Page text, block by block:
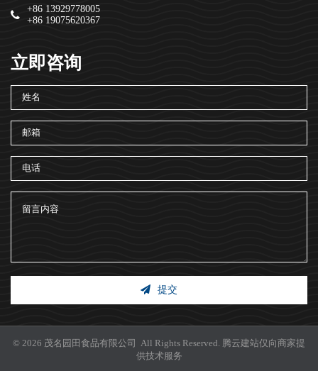
+86 13929778005
+86 19075620367
立即咨询
提交
© 2026 茂名园田食品有限公司 All Rights Reserved. 腾云建站仅向商家提
供技术服务